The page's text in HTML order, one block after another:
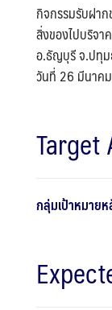
กิจกรรมรับฝาก
สิ่งของไปบริจ
อ.ธัญบุรี จ.ปทุ
วันที่ 26 มีนาค
Target
กลุ่มเป้าหมาย